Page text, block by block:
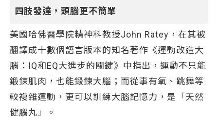
四肢發達，頭腦更不簡單
美國哈佛醫學院精神科教授John Ratey，在其被
翻譯成十數個語言版本的知名著作《運動改造大
腦：IQ和EQ大進步的關鍵》中指出，運動不只能
鍛鍊肌肉，也能鍛鍊大腦；而從事有氧、跳舞等
較複雜運動，更可以訓練大腦記憶力，是「天然
健腦丸」。